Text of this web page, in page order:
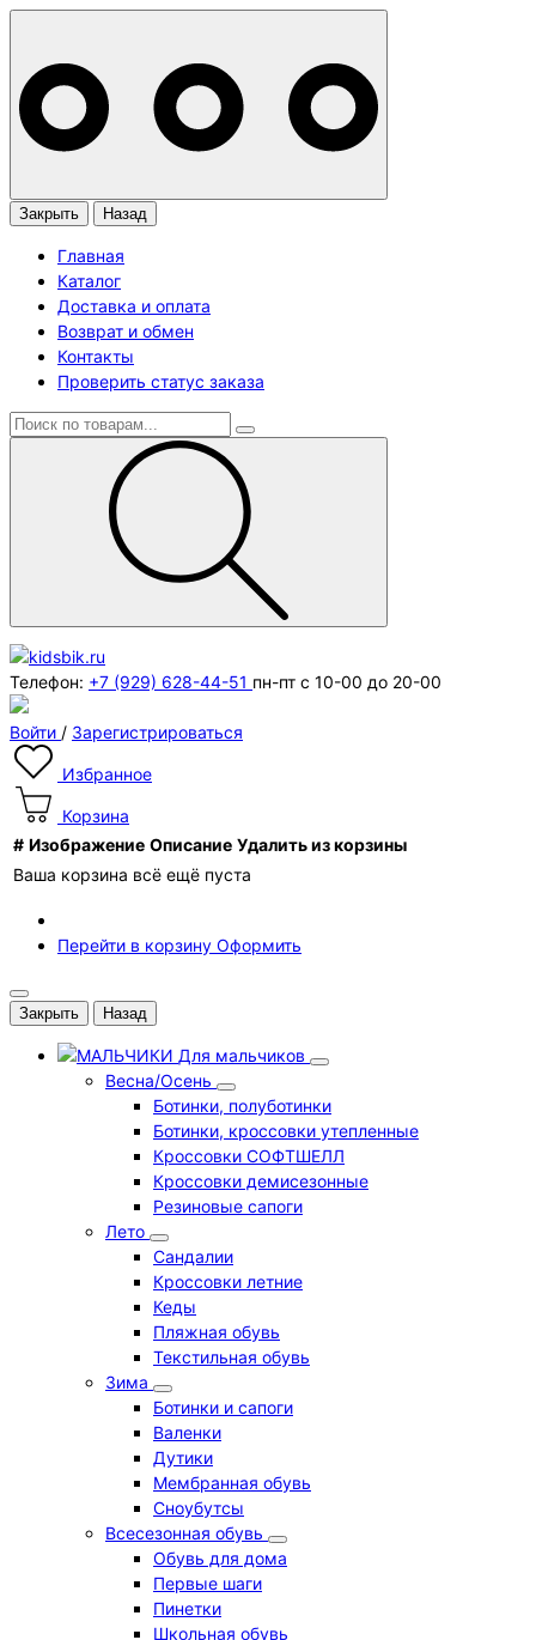
Закрыть Назад
Главная
Каталог
Доставка и оплата
Возврат и обмен
Контакты
Проверить статус заказа
Телефон: +7 (929) 628-44-51 пн-пт с 10-00 до 20-00
Войти / Зарегистрироваться
Избранное
Корзина
# Изображение Описание Удалить из корзины
Ваша корзина всё ещё пуста
Перейти в корзину Оформить
Закрыть Назад
Для мальчиков
Весна/Осень
Ботинки, полуботинки
Ботинки, кроссовки утепленные
Кроссовки СОФТШЕЛЛ
Кроссовки демисезонные
Резиновые сапоги
Лето
Cандалии
Кроссовки летние
Кеды
Пляжная обувь
Текстильная обувь
Зима
Ботинки и сапоги
Валенки
Дутики
Мембранная обувь
Сноубутсы
Всесезонная обувь
Обувь для дома
Первые шаги
Пинетки
Школьная обувь